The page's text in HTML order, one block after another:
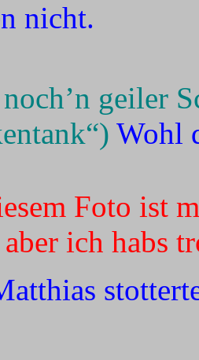
nicht.
geiler
Wohl
Foto ist
ich habs